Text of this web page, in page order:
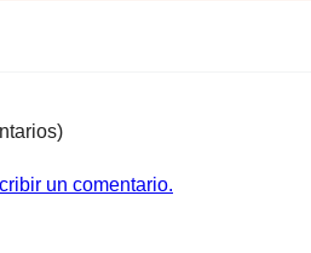
un comentario.